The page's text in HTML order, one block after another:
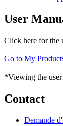
User
Click here for the
Go to My
*Viewing the
Contact
Demande